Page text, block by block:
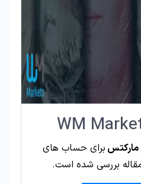
مارکتس برای حساب های